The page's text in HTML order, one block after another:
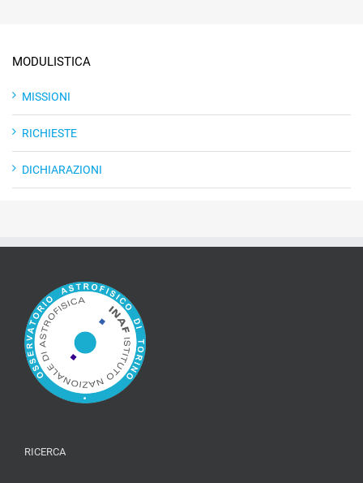
MODULISTICA
MISSIONI
RICHIESTE
DICHIARAZIONI
RICERCA